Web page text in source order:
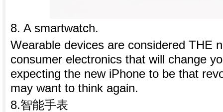
8. A smartwatch.
Wearable devices are considered THE
consumer electronics that will change
expecting the new iPhone to be that
may want to think again.
8.智能手表